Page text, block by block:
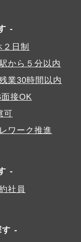
日制
から５分以内
業30時間以内
接OK
可
ワーク推進
社員